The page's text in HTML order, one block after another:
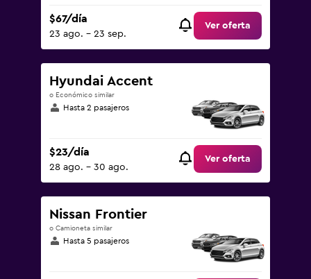
$67/día
23 ago. - 23 sep.
Ver oferta
Hyundai Accent
o Económico similar
Hasta 2 pasajeros
$23/día
28 ago. - 30 ago.
Ver oferta
Nissan Frontier
o Camioneta similar
Hasta 5 pasajeros